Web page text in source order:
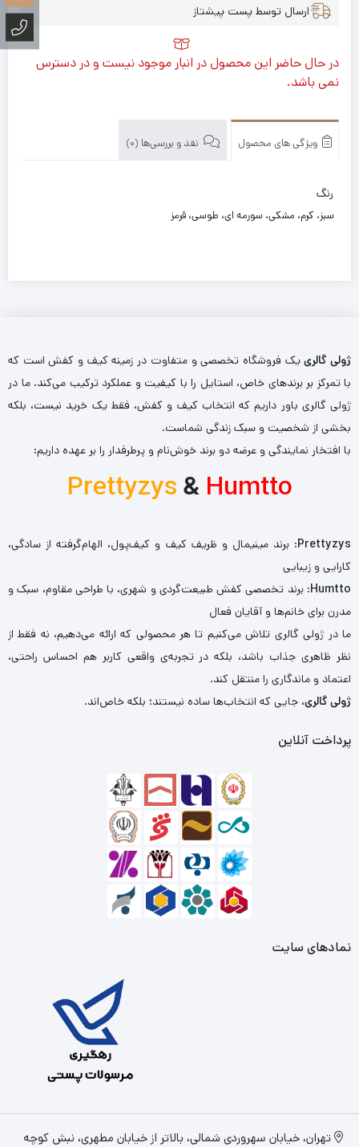
ارسال توسط پست پیشتاز
در حال حاضر این محصول در انبار موجود نیست و در دسترس
نمی باشد.
ویژگی های محصول نقد و بررسی‌ها (0)
رنگ
سبز، کرم، مشکی، سورمه ای، طوسی، قرمز
ژولی گالرییک فروشگاه تخصصی و متفاوت در زمینه کیف و کفش است که
با تمرکز بر برندهای خاص، استایل را با کیفیت و عملکرد ترکیب می‌کند. ما در
ژولی گالری باور داریم که انتخاب کیف و کفش، فقط یک خرید نیست، بلکه
بخشی از شخصیت و سبک زندگی شماست.
با افتخار نمایندگی و عرضه دو برند خوش‌نام و پرطرفدار را بر عهده داریم:
Prettyzys& Humtto
Prettyzys: برند مینیمال و ظریف کیف و کیف‌پول، الهام‌گرفته از سادگی،
کارایی و زیبایی
Humtto: برند تخصصی کفش طبیعت‌گردی و شهری، با طراحی مقاوم، سبک و
مدرن برای خانم‌ها و آقایان فعال
ما در ژولی گالری تلاش می‌کنیم تا هر محصولی که ارائه می‌دهیم، نه فقط از
نظر ظاهری جذاب باشد، بلکه در تجربه‌ی واقعی کاربر هم احساس راحتی،
اعتماد و ماندگاری را منتقل کند.
ژولی گالری، جایی که انتخاب‌ها ساده نیستند؛ بلکه خاص‌اند.
پرداخت آنلاین
نمادهای سایت
تهران، خیابان سهروردی شمالی، بالاتر از خیابان مطهری، نبش کوچه